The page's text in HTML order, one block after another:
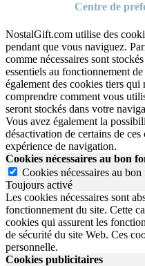
Centre de
NostalGift.com utilise des
pendant que vous naviguez.
comme nécessaires sont
essentiels au fonctionnement
également des cookies tiers qui
comprendre comment vous
seront stockés dans votre
Vous avez également la
désactivation de certains de
expérience de navigation.
Cookies nécessaires au bon
Cookies nécessaires au
Toujours activé
Les cookies nécessaires sont
fonctionnement du site. Cette
cookies qui assurent les
de sécurité du site Web. Ces
personnelle.
Cookies publicitaires